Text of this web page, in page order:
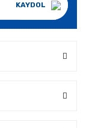
KAYDOL